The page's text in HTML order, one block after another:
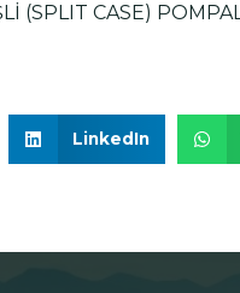
(SPLIT CASE)
LinkedIn